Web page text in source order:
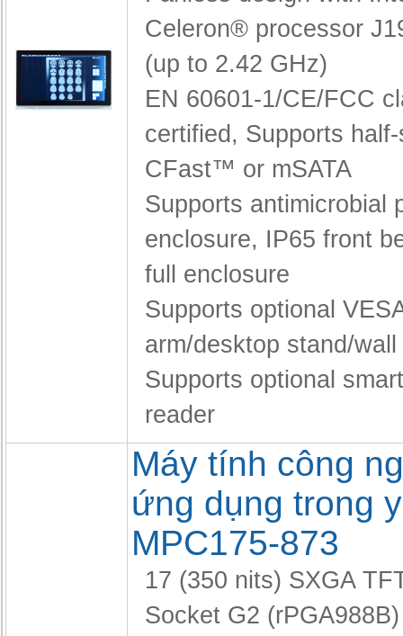
Celeron® processor
(up to 2.42 GHz)
EN 60601-1/CE/FCC
certified, Supports
CFast™ or mSATA
Supports antimicrobial
enclosure, IP65 front
full enclosure
Supports optional
arm/desktop stand/wall
Supports optional
reader
Máy tính công
ứng dụng trong
MPC175-873
17 (350 nits) SXGA
Socket G2